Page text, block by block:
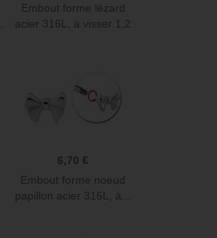
Embout forme lézard
acier 316L, à visser 1,2
6,70 €
Embout forme noeud
papillon acier 316L, à...